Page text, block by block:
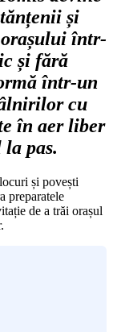
și
într-
și fără
într-un
cu
în aer liber
pas.
și povești
preparatele
de a trăi orașul